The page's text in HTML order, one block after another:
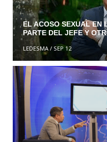
EL ACOSO SEXUAL EN
PARTE DEL JEFE Y
LEDESMA/ SEP 12